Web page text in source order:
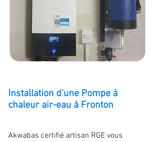
Installation d'une Pompe à
chaleur air-eau à Fronton
Akwabas certifié artisan RGE vous